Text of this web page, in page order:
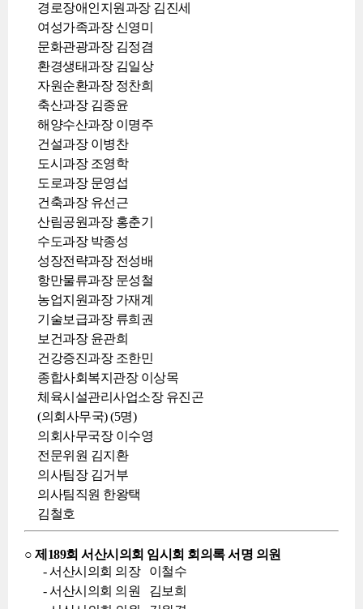
경로장애인지원과장 김진세
여성가족과장 신영미
문화관광과장 김정겸
환경생태과장 김일상
자원순환과장 정찬희
축산과장 김종윤
해양수산과장 이명주
건설과장 이병찬
도시과장 조영학
도로과장 문영섭
건축과장 유선근
산림공원과장 홍춘기
수도과장 박종성
성장전략과장 전성배
항만물류과장 문성철
농업지원과장 가재계
기술보급과장 류희권
보건과장 윤관희
건강증진과장 조한민
종합사회복지관장 이상목
체육시설관리사업소장 유진곤
(의회사무국) (5명)
의회사무국장 이수영
전문위원 김지환
의사팀장 김거부
의사팀직원 한왕택
김철호
○ 제189회 서산시의회 임시회 회의록 서명 의원
- 서산시의회 의장 이철수
- 서산시의회 의원 김보희